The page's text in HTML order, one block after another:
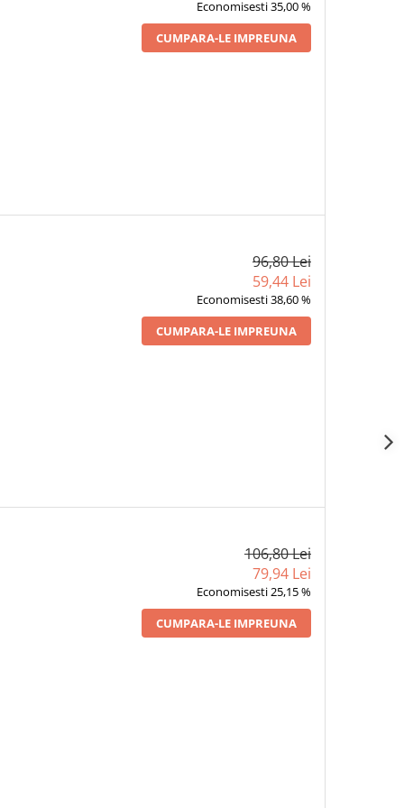
Economisesti 35,00 %
CUMPARA-LE IMPREUNA
96,80 Lei
59,44 Lei
Economisesti 38,60 %
CUMPARA-LE IMPREUNA
106,80 Lei
79,94 Lei
Economisesti 25,15 %
CUMPARA-LE IMPREUNA